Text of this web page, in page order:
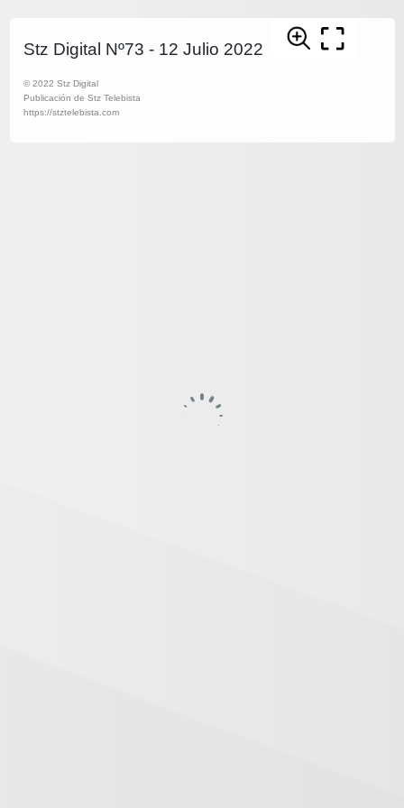
Stz Digital Nº73 - 12 Julio 2022
© 2022 Stz Digital
Publicación de Stz Telebista
https://stztelebista.com